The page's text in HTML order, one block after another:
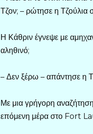
Τζον; – ρώτησε η Τζούλια
Η Κάθριν έγνεψε με
αληθινό;
– Δεν ξέρω – απάντησε η
Με μια γρήγορη
επόμενη μέρα στο Fort